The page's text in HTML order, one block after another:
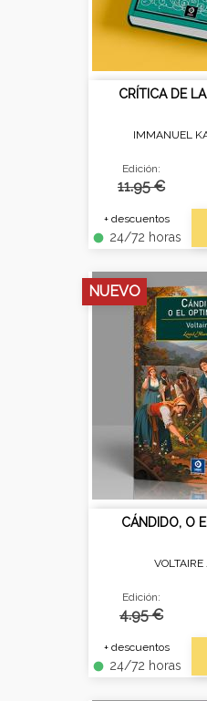
CRÍTICA DE
IMMANUEL
Edición:
11.95 €
+ descuentos
fiber_manual_record 24/72 horas
CÁNDIDO, O
Edición:
4.95 €
+ descuentos
fiber_manual_record 24/72 horas
NUEVO